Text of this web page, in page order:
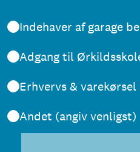
Indehaver af garage
Adgang til
Erhvervs &
Andet (angiv venligst)